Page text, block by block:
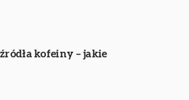
kofeiny – jakie